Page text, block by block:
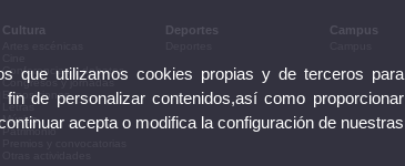
Cultura
Conferencias y debates
Congresos y jornadas
Exposiciones
Letras
Música
Patrimonio
Deportes Campus
que utilizamos cookies propias y de terceros para
de personalizar contenidos,así como proporcionar
acepta o modifica la configuración de nuestras